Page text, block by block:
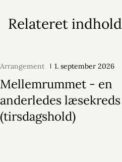
Relateret indhold
Arrangement 1. september 2026
Mellemrummet - en
anderledes læsekreds
(tirsdagshold)